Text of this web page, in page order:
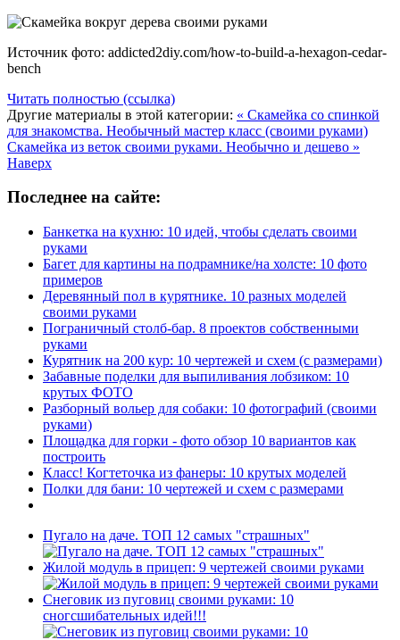
Источник фото: addicted2diy.com/how-to-build-a-hexagon-cedar-
bench
Читать полностью (ссылка)
Другие материалы в этой категории: « Скамейка со спинкой
для знакомства. Необычный мастер класс (своими руками)
Скамейка из веток своими руками. Необычно и дешево »
Наверх
Последнее на сайте:
Банкетка на кухню: 10 идей, чтобы сделать своими
руками
Багет для картины на подрамнике/на холсте: 10 фото
примеров
Деревянный пол в курятнике. 10 разных моделей
своими руками
Пограничный столб-бар. 8 проектов собственными
руками
Курятник на 200 кур: 10 чертежей и схем (с размерами)
Забавные поделки для выпиливания лобзиком: 10
крутых ФОТО
Разборный вольер для собаки: 10 фотографий (своими
руками)
Площадка для горки - фото обзор 10 вариантов как
построить
Класс! Когтеточка из фанеры: 10 крутых моделей
Полки для бани: 10 чертежей и схем с размерами
Пугало на даче. ТОП 12 самых "страшных"
Жилой модуль в прицеп: 9 чертежей своими руками
Снеговик из пуговиц своими руками: 10
сногсшибательных идей!!!